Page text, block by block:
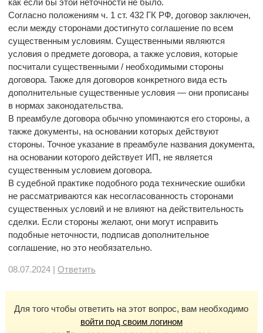
как если бы этой неточности не было.
Согласно положениям ч. 1 ст. 432 ГК РФ, договор заключен,
если между сторонами достигнуто соглашение по всем
существенным условиям. Существенными являются
условия о предмете договора, а также условия, которые
посчитали существенными / необходимыми стороны
договора. Также для договоров конкретного вида есть
дополнительные существенные условия — они прописаны
в нормах законодательства.
В преамбуле договора обычно упоминаются его стороны, а
также документы, на основании которых действуют
стороны. Точное указание в преамбуле названия документа,
на основании которого действует ИП, не является
существенным условием договора.
В судебной практике подобного рода технические ошибки
не рассматриваются как несогласованность сторонами
существенных условий и не влияют на действительность
сделки. Если стороны желают, они могут исправить
подобные неточности, подписав дополнительное
соглашение, но это необязательно.
08.07.2024 | Ответить
Для того чтобы ответить на этот вопрос, вам необходимо
войти под своим логином